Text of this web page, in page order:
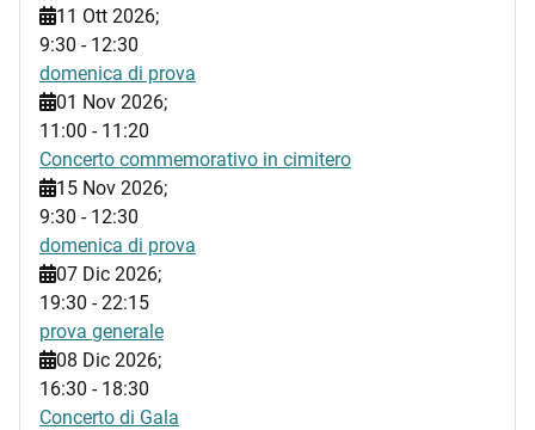
11 Ott 2026;
9:30 - 12:30
domenica di prova
01 Nov 2026;
11:00 - 11:20
Concerto commemorativo in cimitero
15 Nov 2026;
9:30 - 12:30
domenica di prova
07 Dic 2026;
19:30 -22:15
prova generale
08 Dic 2026;
16:30 - 18:30
Concerto di Gala